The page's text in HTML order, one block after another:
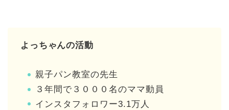
よっちゃんの活動
親子パン教室の先生
３年間で３０００名のママ動員
インスタフォロワー3.1万人